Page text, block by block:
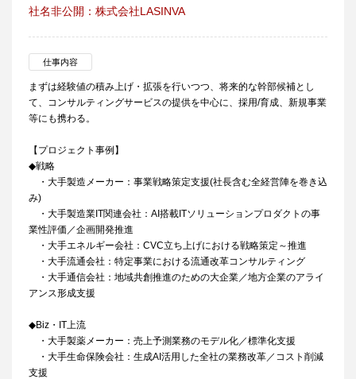
社名非公開：株式会社LASINVA
仕事内容
まずは経験値の積み上げ・拡張を行いつつ、将来的な幹部候補とし
て、コンサルティングサービスの提供を中心に、採用/育成、新規事業
等にも携わる。
【プロジェクト事例】
◆戦略
・大手製造メーカー：事業戦略策定支援(社長含む全経営陣を巻き込
み)
・大手製造業IT関連会社：AI搭載ITソリューションプロダクトの事
業性評価／企画開発推進
・大手エネルギー会社：CVC立ち上げにおける戦略策定～推進
・大手流通会社：特定事業における流通改革コンサルティング
・大手通信会社：地域共創推進のための大企業／地方企業のアライ
アンス形成支援
◆Biz・IT上流
・大手製薬メーカー：売上予測業務のモデル化／標準化支援
・大手生命保険会社：生成AI活用した全社の業務改革／コスト削減
支援